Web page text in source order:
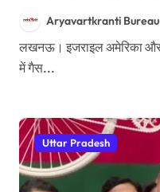
Aryavartkranti Bureau
लखनऊ। इजराइल अमेरिका और ईरान के बीच छिड़ी जंग की वजह से भारत
में गैस...
Uttar Pradesh